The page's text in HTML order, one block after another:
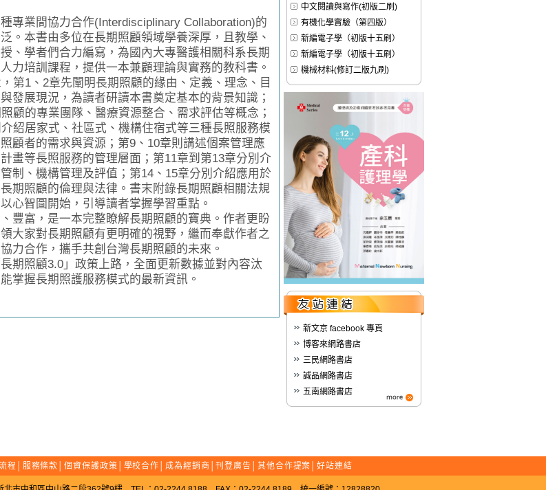
中文閱讀與寫作(初版二刷)
有機化學實驗（第四版）
新編電子學（初版十五刷）
新編電子學（初版十五刷）
機械材料(修訂二版九刷)
新文京 facebook 專頁
博客來網路書店
三民網路書店
誠品網路書店
五南網路書店
業間協力合作(Interdisciplinary Collaboration)的
。本書由多位在長期照顧領域學養深厚，且教學、
、學者們合力編寫，為國內大專醫護相關科系長期
力培訓課程，提供一本兼顧理論與實務的教科書。
1、2章先闡明長期照顧的緣由、定義、理念、目
發展現況，為讀者研讀本書奠定基本的背景知識；
顧的專業團隊、醫療資源整合、需求評估等概念；
紹居家式、社區式、機構住宿式等三種長照服務模
顧者的需求與資源；第9、10章則講述個案管理應
畫等長照服務的管理層面；第11章到第13章分別介
制、機構管理及評值；第14、15章分別介紹應用於
期照顧的倫理與法律。書末附錄長期照顧相關法規
心智圖開始，引導讀者掌握學習重點。
富，是一本完整瞭解長期照顧的寶典。作者更盼
大家對長期照顧有更明確的視野，繼而奉獻作者之
力合作，攜手共創台灣長期照顧的未來。
照顧3.0」政策上路，全面更新數據並對內容汰
掌握長期照護服務模式的最新資訊。
程 服務條款 │個資保護政策 學校合作 │成為經銷商 │刊登廣告 其他合作提案 │好站連結